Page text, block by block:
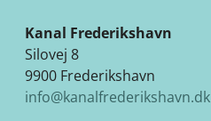
Kanal Frederikshavn
Silovej 8
9900 Frederikshavn
info@kanalfrederikshavn.dk